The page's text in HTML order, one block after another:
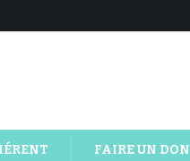
FAIRE UN DON